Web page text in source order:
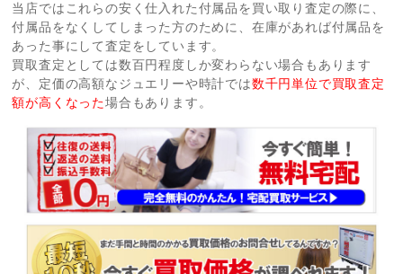
当店ではこれらの安く仕入れた付属品を買い取り査定の際に、
付属品をなくしてしまった方のために、在庫があれば付属品を
あった事にして査定をしています。
買取査定としては数百円程度しか変わらない場合もあります
が、定価の高額なジュエリーや時計では数千円単位で買取査定
額が高くなった場合もあります。